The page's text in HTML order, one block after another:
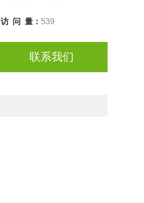
访 问 量： 539
联系我们